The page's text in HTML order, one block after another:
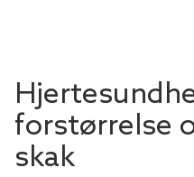
forstørrelse
skak